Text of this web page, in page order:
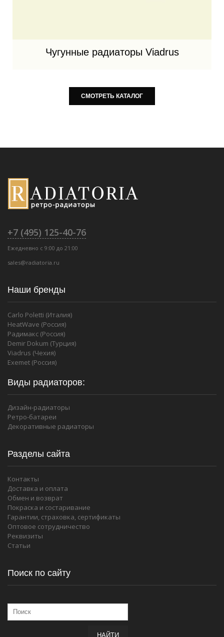
Чугунные радиаторы Viadrus
СМОТРЕТЬ КАТАЛОГ
+7 (495) 125-40-76
Ежедневно с 9:00 до 21:00
sales@radiatoria.ru
Наши бренды
Carlo Poletti (Италия)
HeatWave (Россия)
Радимакс (Россия)
Demir Dokum (Турция)
Viadrus (Чехия)
Exemet (Россия)
Виды радиаторов:
Дизайн-радиаторы
Ретро-батареи
Декоративные радиаторы
Разделы сайта
Контакты
Доставка и оплата
Обмен и возврат
Покраска и состаривание
Гарантии, страховка, сертификаты
Оптовое сотрудничество
Реквизиты
Статьи
Поиск по сайту